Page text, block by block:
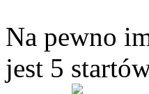
Na pewno
jest 5